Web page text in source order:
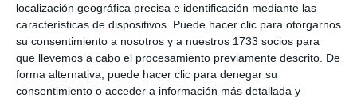
localización geográfica precisa e identificación mediante las
características de dispositivos. Puede hacer clic para otorgarnos
su consentimiento a nosotros y a nuestros 1733 socios para
que llevemos a cabo el procesamiento previamente descrito. De
forma alternativa, puede hacer clic para denegar su
consentimiento o acceder a información más detallada y